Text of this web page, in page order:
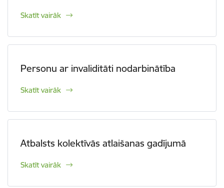
Skatīt vairāk
Personu ar invaliditāti nodarbinātība
Skatīt vairāk
Atbalsts kolektīvās atlaišanas gadījumā
Skatīt vairāk